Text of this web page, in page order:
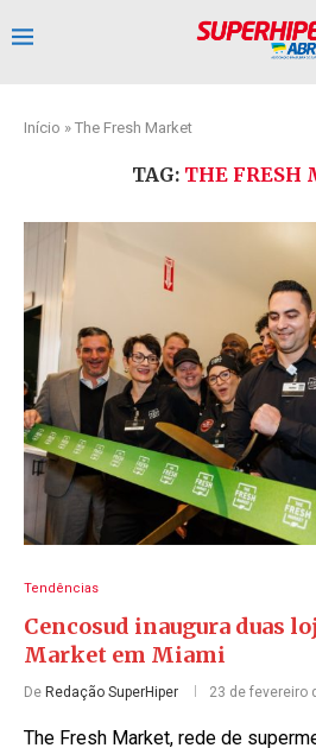
Início » The Fresh Market
TAG: THE FRESH
Tendências
Cencosud inaugura duas
Market em Miami
De Redação SuperHiper 23 de fevereiro
The Fresh Market, rede de